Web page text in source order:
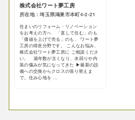
株式会社ワート夢工房
所在地：埼玉県鴻巣市本町4-2-21
住まいのリフォーム・リノベーション
をお考えの方へ 「直して住む」のも
「価値を上げて売る」のも、 ワート夢
工房の得意分野です。 こんなお悩み、
株式会社ワート夢工房に ご相談くださ
い。 築年数が古くなり、水回りや内
装の傷みが気になってきた ▶最新の設
備への交換からクロスの張り替えま
で。住み心地を ...